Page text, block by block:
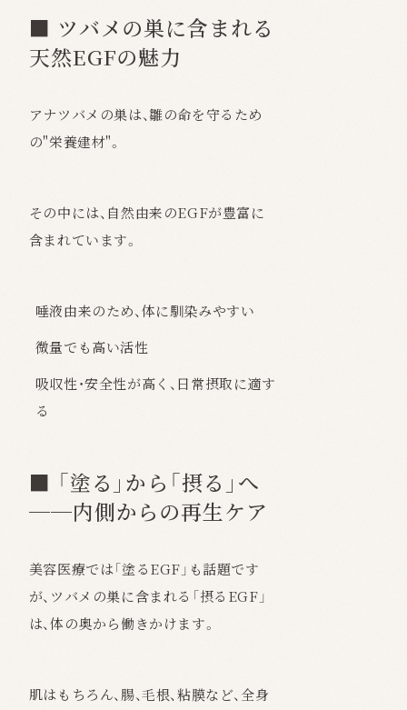
■ ツバメの巣に含まれる
天然EGFの魅力
アナツバメの巣は、雛の命を守るため
の"栄養建材"。
その中には、自然由来のEGFが豊富に
含まれています。
唾液由来のため、体に馴染みやすい
微量でも高い活性
吸収性・安全性が高く、日常摂取に適す
る
■ 「塗る」から「摂る」へ
──内側からの再生ケア
美容医療では「塗るEGF」も話題です
が、ツバメの巣に含まれる「摂るEGF」
は、体の奥から働きかけます。
肌はもちろん、腸、毛根、粘膜など、全身